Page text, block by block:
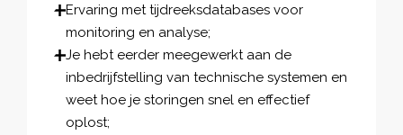
Ervaring met tijdreeksdatabases voor
monitoring en analyse;
Je hebt eerder meegewerkt aan de
inbedrijfstelling van technische systemen en
weet hoe je storingen snel en effectief
oplost;